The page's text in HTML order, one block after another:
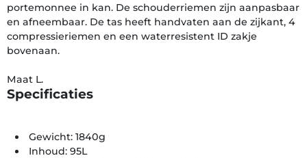
portemonnee in kan. De schouderriemen zijn aanpasbaar
en afneembaar. De tas heeft handvaten aan de zijkant, 4
compressieriemen en een waterresistent ID zakje
bovenaan.
Maat L.
Specificaties
Gewicht: 1840g
Inhoud: 95L